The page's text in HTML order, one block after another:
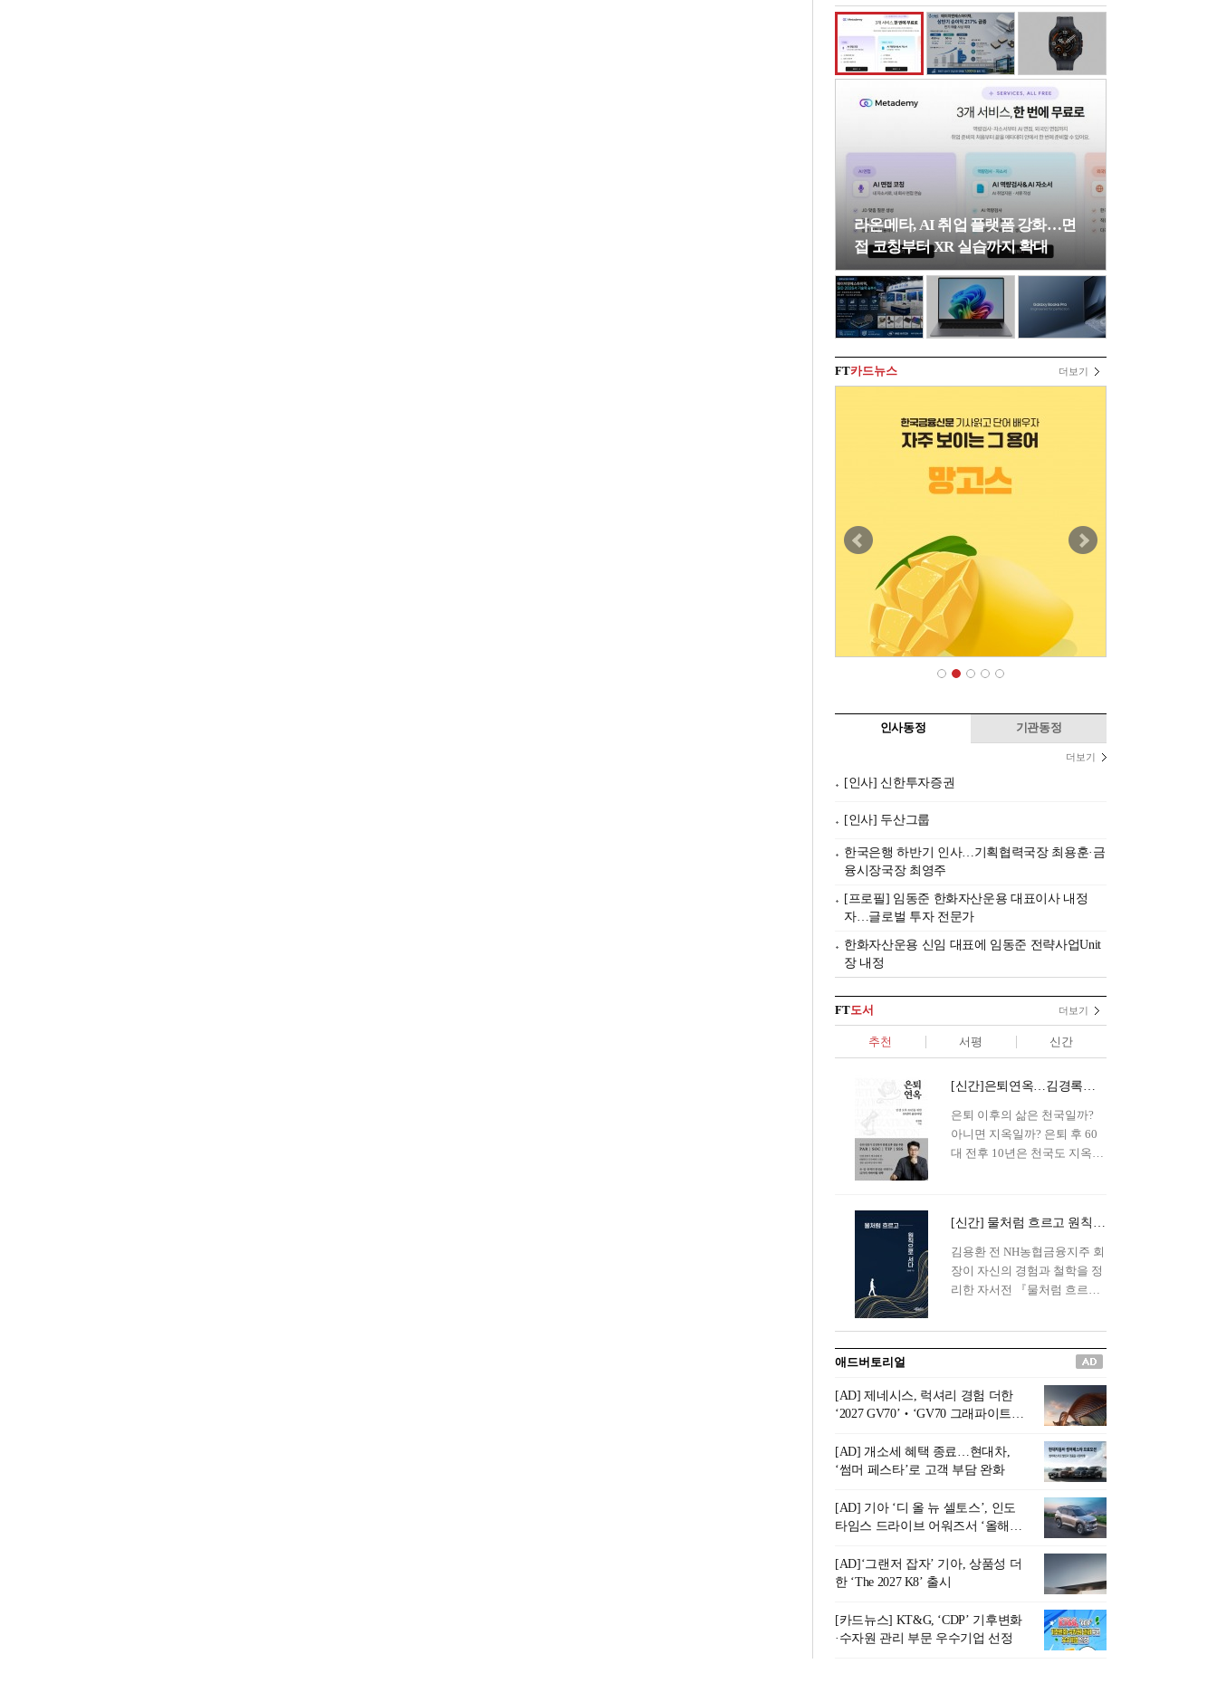
라온메타, AI 취업 플랫폼 강화…면
접 코칭부터 XR 실습까지 확대
FT카드뉴스 더보기
인사동정 기관동정
더보기
[인사] 신한투자증권
[인사] 두산그룹
한국은행 하반기 인사…기획협력국장 최용훈·금
융시장국장 최영주
[프로필] 임동준 한화자산운용 대표이사 내정
자…글로벌 투자 전문가
한화자산운용 신임 대표에 임동준 전략사업Unit
장 내정
FT도서 더보기
추천 서평 신간
[신간]은퇴연옥…김경록의 은퇴 후 삶의 나침반
은퇴 이후의 삶은 천국일까?
아니면 지옥일까? 은퇴 후 60
대 전후 10년은 천국도 지옥도
은퇴 설계를 가이드해 온 김경
록 옵투스자산운용의 고문이
신간 『은퇴연옥』을 내놓았
다.단테는 지옥을 '모든 희망을
록 고문은 새로운 시각을 제시
0년의 과도기는 지옥이 아니라
정화와 성장의 공간인 ‘은퇴연
옥(Purgatory)’이라는 것이다.
연옥은 고통스럽지만 끝이 있
으며, 준비를 통해 천국으로 나
아갈 수 있는 희망의 장소라고
말한
[신간] 물처럼 흐르고 원칙으로 서다…김용환의 통찰을 담다
김용환 전 NH농협금융지주 회
장이 자신의 경험과 철학을 정
리한 자서전 『물처럼 흐르고
통 관료 출신으로 한국 금융의
주요 변곡점마다 중요한 역할
을 하고 금융 경영인으로서 큰
족적을 남긴 김 전 회장이 후배
세대에게 전하는 삶의 조언을
담은 인생 노트다.『물처럼 흐
르고 원칙으로 서다』는 단순
한 자서전을 넘어, 실패를 두려
워하지 않는 용기와 자신에 대
한 믿음이 어떻게 삶을 풍요롭
게 만드는지를 보여주는 지혜
의 보고로 평가된다.김용환 전
회장은 “인생의 목표가 크더라
도 조급해하지 말고 작은 것부
터 하나 하나 성취해 나가
라”고 조언한다. 뼈아픈 실패
조차 성공의 뼈대가 된다는 긍
애드버토리얼
[AD] 제네시스, 럭셔리 경험 더한
‘2027 GV70’‧‘GV70 그래파이트’
[AD] 개소세 혜택 종료…현대차,
‘썸머 페스타’로 고객 부담 완화
[AD] 기아 ‘디 올 뉴 셀토스’, 인도
타임스 드라이브 어워즈서 ‘올해의
[AD]‘그랜저 잡자’ 기아, 상품성 더
한 ‘The 2027 K8’ 출시
[카드뉴스] KT&G, ‘CDP’ 기후변화
·수자원 관리 부문 우수기업 선정